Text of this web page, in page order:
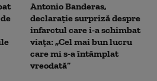
Antonio Banderas,
declarație surpriză despre
infarctul care i-a schimbat
viața: „Cel mai bun lucru
care mi s-a întâmplat
vreodată”